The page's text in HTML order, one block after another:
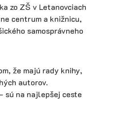
zo ZŠ v Letanovciach
centrum a knižnicu,
samosprávneho
že majú rady knihy,
autorov.
sú na najlepšej ceste